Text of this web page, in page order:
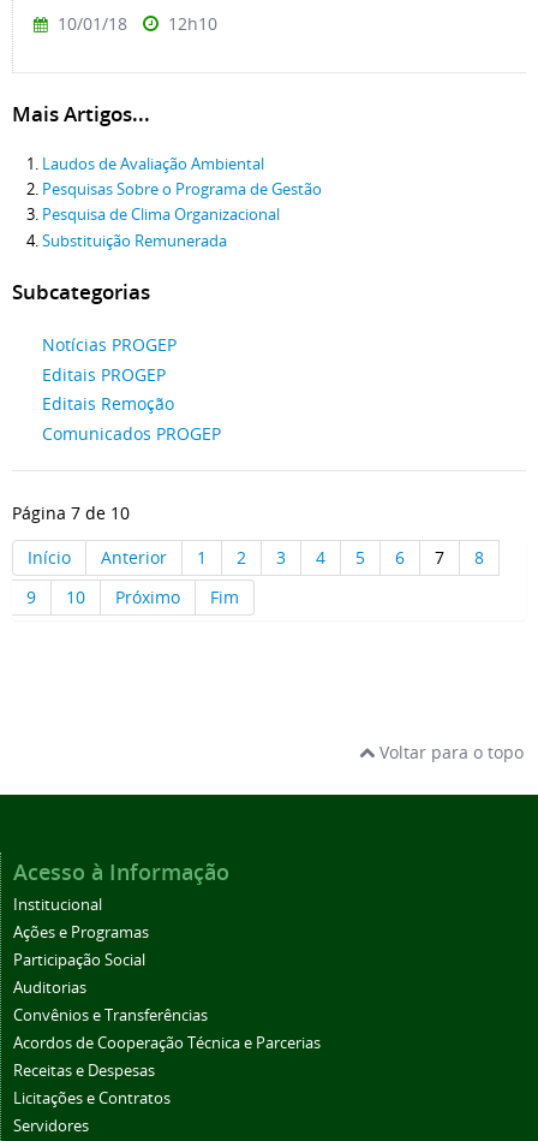
10/01/18 12h10
Mais Artigos...
Laudos de Avaliação Ambiental
Pesquisas Sobre o Programa de Gestão
Pesquisa de Clima Organizacional
Substituição Remunerada
Subcategorias
Notícias PROGEP
Editais PROGEP
Editais Remoção
Comunicados PROGEP
Página 7 de 10
Início
Anterior 1 2 3 4 5 6 7
8
9
10 Próximo Fim
Voltar para o topo
Acesso à Informação
Institucional
Ações e Programas
Participação Social
Auditorias
Convênios e Transferências
Acordos de Cooperação Técnica e Parcerias
Receitas e Despesas
Licitações e Contratos
Servidores